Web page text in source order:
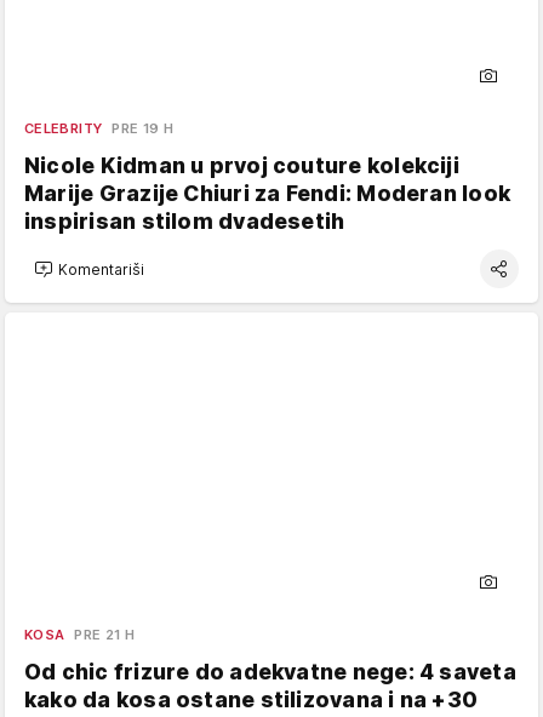
CELEBRITY PRE 19 H
Nicole Kidman u prvoj couture kolekciji
Marije Grazije Chiuri za Fendi: Moderan look
inspirisan stilom dvadesetih
Komentariši
KOSA PRE 21 H
Od chic frizure do adekvatne nege: 4 saveta
kako da kosa ostane stilizovana i na +30